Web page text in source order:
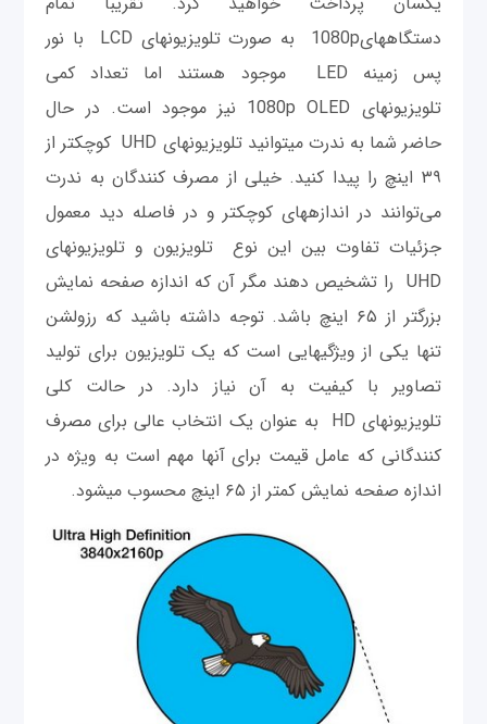
دستگاه‎های1080p به صورت تلویزیون‎های LCD با نور
پس زمینه LED موجود هستند اما تعداد کمی‎
تلویزیون‎های 1080p OLED نیز موجود است. در حال
حاضر شما به ندرت می‎توانید تلویزیون‎های UHD کوچکتر از
۳۹ اینچ را پیدا کنید. خیلی از مصرف کنندگان به ندرت
می‎‌توانند در اندازه‎های کوچکتر و در فاصله دید معمول
جزئیات تفاوت بین این نوع تلویزیون و تلویزیون‎های
UHD را تشخیص دهند مگر آن که اندازه صفحه نمایش
بزرگتر از ۶۵ اینچ باشد. توجه داشته باشید که رزولشن
تنها یکی از ویژگی‎هایی است که یک تلویزیون برای تولید
تصاویر با کیفیت به آن نیاز دارد. در حالت کلی
تلویزیون‎های HD به عنوان یک انتخاب عالی برای مصرف
کنندگانی که عامل قیمت برای آنها مهم است به ویژه در
اندازه صفحه نمایش کمتر از ۶۵ اینچ محسوب می‎شود.